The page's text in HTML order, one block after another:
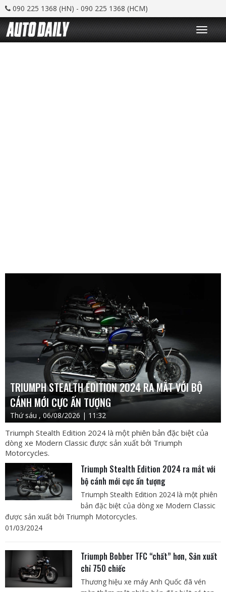
090 225 1368 (HN) - 090 225 1368 (HCM)
T
o
g
TRIUMPH STEALTH EDITION 2024 RA MẮT VỚI BỘ
CÁNH MỚI CỰC ẤN TƯỢNG
Thứ sáu , 06/08/2026 | 11:32
Triumph Stealth Edition 2024 là một phiên bản đặc biệt của
dòng xe Modern Classic được sản xuất bởi Triumph
Motorcycles.
Triumph Stealth Edition 2024 ra mắt với
bộ cánh mới cực ấn tượng
Triumph Stealth Edition 2024 là một phiên
bản đặc biệt của dòng xe Modern Classic
được sản xuất bởi Triumph Motorcycles.
01/03/2024
Triumph Bobber TFC “chất” hơn, Sản xuất
chỉ 750 chiếc
Thương hiệu xe máy Anh Quốc đã vén